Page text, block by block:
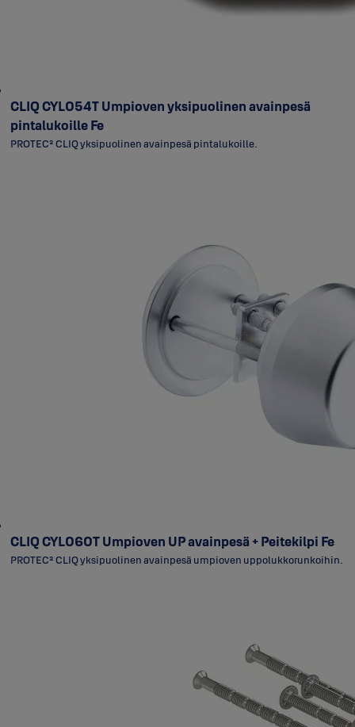
CLIQ CYL054T Umpioven yksipuolinen avainpesä
pintalukoille Fe
PROTEC² CLIQ yksipuolinen avainpesä pintalukoille.
CLIQ CYL060T Umpioven UP avainpesä + Peitekilpi Fe
PROTEC² CLIQ yksipuolinen avainpesä umpioven uppolukkorunkoihin.